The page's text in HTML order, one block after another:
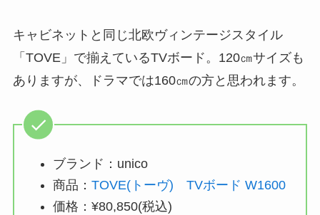
キャビネットと同じ北欧ヴィンテージスタイル
「TOVE」で揃えているTVボード。120㎝サイズも
ありますが、ドラマでは160㎝の方と思われます。
ブランド：unico
商品： TOVE(トーヴ) TVボード W1600
価格：¥80,850(税込)